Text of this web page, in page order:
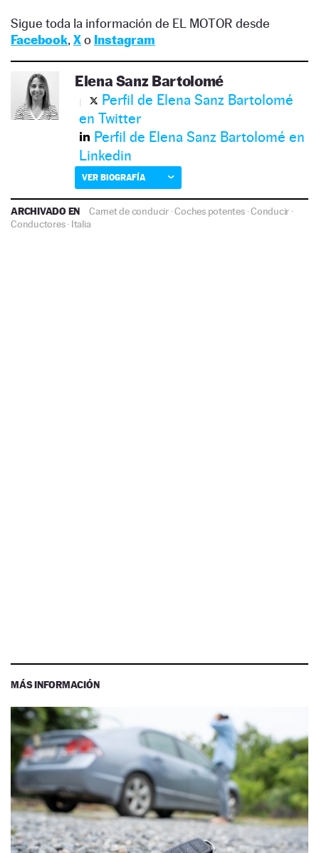
Sigue toda la información de EL MOTOR desde
Facebook, Xo Instagram
Elena Sanz Bartolomé
Perfil de Elena Sanz Bartolomé
en Twitter
Perfil de Elena Sanz Bartolomé en
Linkedin
VER BIOGRAFÍA
ARCHIVADO EN Carnet de conducir·Coches potentes·Conducir ·
Conductores· Italia
MÁS INFORMACIÓN